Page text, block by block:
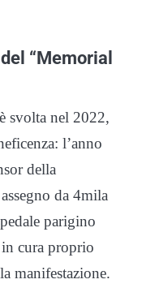
“Memorial
svolta nel 2022,
l’anno
della
da 4mila
parigino
cura proprio
manifestazione.